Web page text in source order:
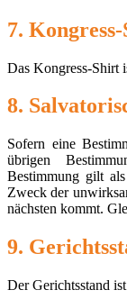
7.
Das Kongress-Shirt
8.
Sofern eine
übrigen
Bestimmung gilt
Zweck der
nächsten kommt.
9.
Der Gerichtsstand